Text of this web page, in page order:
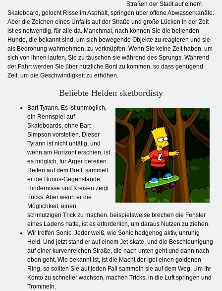
Straßen der Stadt auf einem
Skateboard, gelocht Risse im Asphalt, springen über offene Abwasserkanäle.
Aber die Zeichen eines Unfalls auf der Straße und große Lücken in der Zeit
ist es notwendig, für alle da. Manchmal, nach können Sie die bellenden
Hunde, die bekannt sind, um sich bewegende Objekte zu reagieren und sie
als Bedrohung wahrnehmen, zu verknüpfen. Wenn Sie keine Zeit haben, um
sich von ihnen laufen, Sie zu täuschen sie während des Sprungs. Während
der Fahrt werden Sie über nützliche Boni zu kommen, so dass genügend
Zeit, um die Geschwindigkeit zu erhöhen.
Beliebte Helden sketbordisty
Bart Tyrann. Es ist unmöglich,
ein Rennspiel auf
Skateboards, ohne Bart
Simpson vorstellen. Dieser
Tyrann ist nicht untätig, und
wenn am Horizont erschien, ist
es möglich, für Ärger bereiten.
Reiten auf dem Brett, sammelt
er die Bonus-Gegenstände,
Hindernisse und Kreisen zeigt
Tricks. Aber wenn er die
Möglichkeit, einen
schmutzigen Trick zu machen, beispielsweise brechen die Fenster
eines Ladens hatte, ist es erforderlich, um daraus Nutzen zu ziehen.
Wir treffen Sonic. Jeder weiß, wie Sonic hedgehog aktiv, unruhig
Held. Und jetzt stand er auf einem Jet-skate, und die Beschleunigung
auf einer kurvenreichen Straße, die nach unten geht und dann nach
oben geht. Wie bekannt ist, ist die Macht der Igel einen goldenen
Ring, so sollten Sie auf jeden Fall sammeln sie auf dem Weg. Um Ihr
Konto zu schneller wachsen, machen Tricks, in die Luft springen und
Trommeln.